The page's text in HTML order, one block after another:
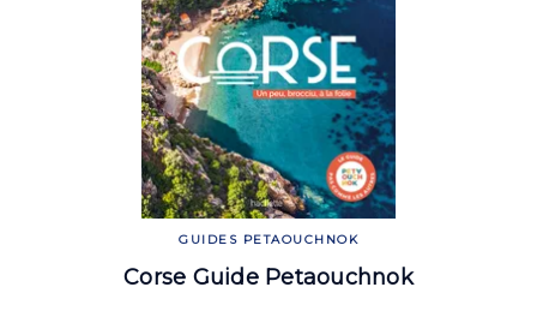
GUIDES PETAOUCHNOK
Corse Guide Petaouchnok